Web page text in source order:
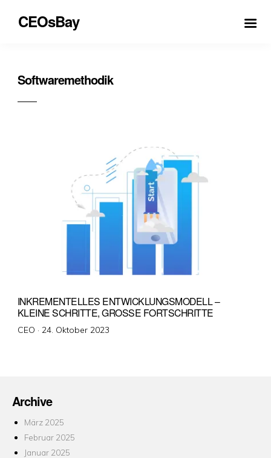
CEOsBay
Softwaremethodik
INKREMENTELLES ENTWICKLUNGSMODELL –
KLEINE SCHRITTE, GROSSE FORTSCHRITTE
CEO · Veröffentlicht
24. Oktober 2023
Archive
März 2025
Februar 2025
Januar 2025